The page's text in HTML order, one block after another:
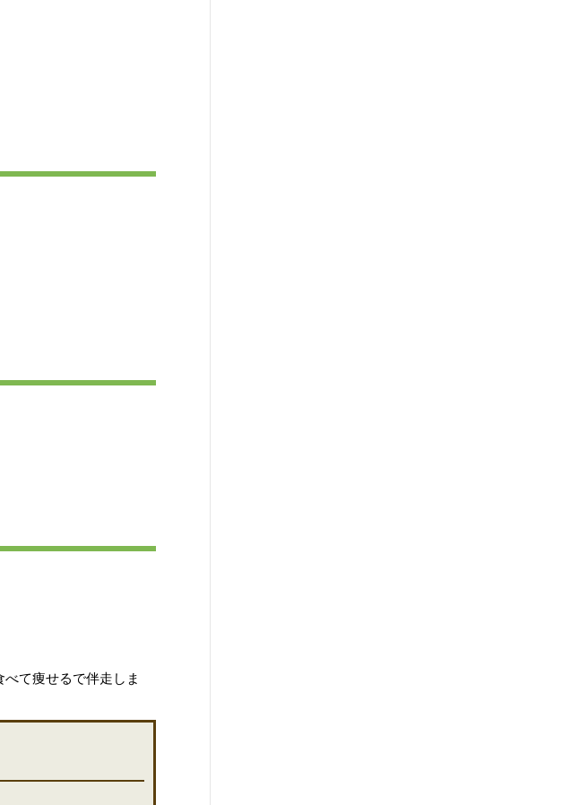
て痩せるで伴走しま